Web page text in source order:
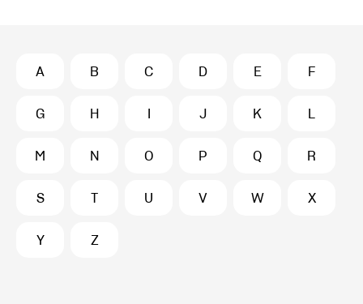
A B C D E F
G H I J K L
M N O P Q R
S T U V W X
Y Z